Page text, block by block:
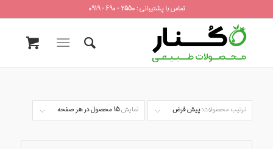
تماس با پشتیبانی : 2550 - 690 - 0919
ترتیب محصولات:پیش فرض نمایش15 محصول در هر صفحه